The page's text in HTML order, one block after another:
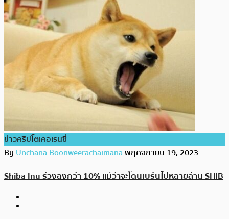
ข่าวคริปโตเคอเรนซี่
ByUnchana Boonweerachaimanaพฤศจิกายน 19, 2023
Shiba Inu ร่วงลงกว่า 10% แม้ว่าจะโดนเบิร์นไปหลายล้าน SHIB